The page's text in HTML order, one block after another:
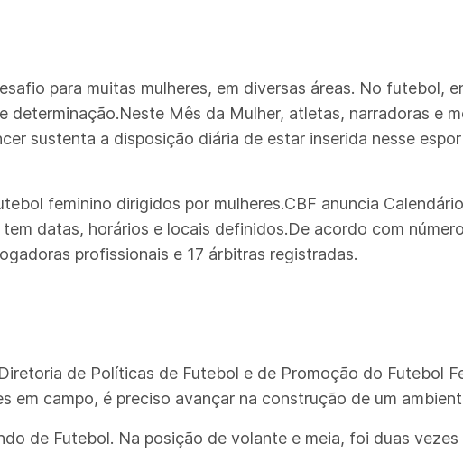
para muitas mulheres, em diversas áreas. No futebol,
determinação.Neste Mês da Mulher, atletas, narradoras e
sustenta a disposição diária de estar inserida nesse
feminino dirigidos por mulheres.CBF anuncia
datas, horários e locais definidos.De acordo com
profissionais e 17 árbitras registradas.
de Políticas de Futebol e de Promoção do Futebol
em campo, é preciso avançar na construção de um
de Futebol. Na posição de volante e meia, foi duas